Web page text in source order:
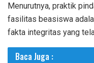
Menurutnya, praktik
fasilitas beasiswa
fakta integritas yang
Baca Juga :